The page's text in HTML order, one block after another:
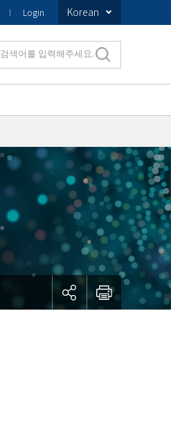
Login Korean
검색어를 입력해주세요.